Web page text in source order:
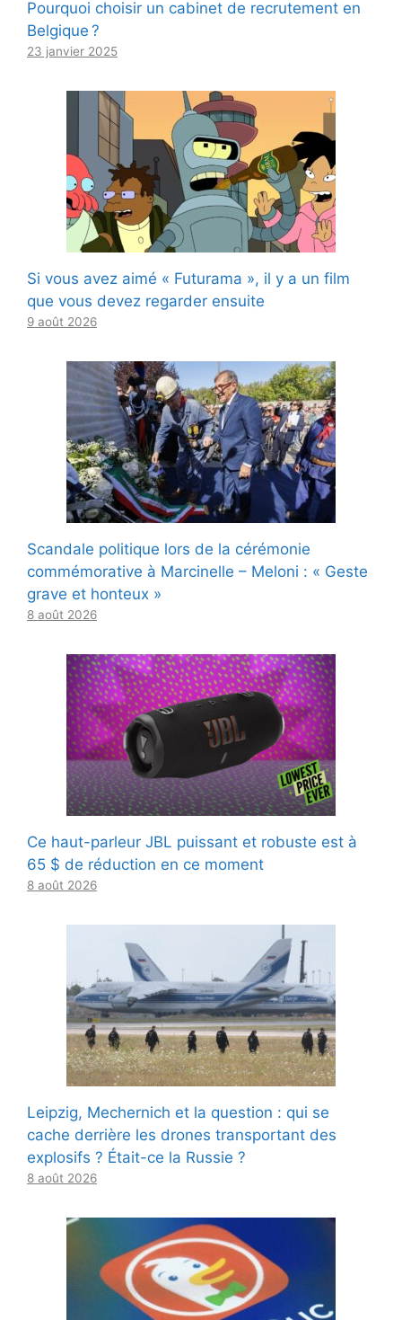
Pourquoi choisir un cabinet de recrutement en
Belgique ?
23 janvier 2025
Si vous avez aimé « Futurama », il y a un film
que vous devez regarder ensuite
9 août 2026
Scandale politique lors de la cérémonie
commémorative à Marcinelle – Meloni : « Geste
grave et honteux »
8 août 2026
Ce haut-parleur JBL puissant et robuste est à
65 $ de réduction en ce moment
8 août 2026
Leipzig, Mechernich et la question : qui se
cache derrière les drones transportant des
explosifs ? Était-ce la Russie ?
8 août 2026